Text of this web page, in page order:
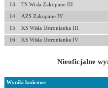
13 TS Wisła Zakopane III
14 AZS Zakopane IV
15 KS Wisła Ustronianka III
16 KS Wisła Ustronianka IV
Nieoficjalne
Wyniki końcowe